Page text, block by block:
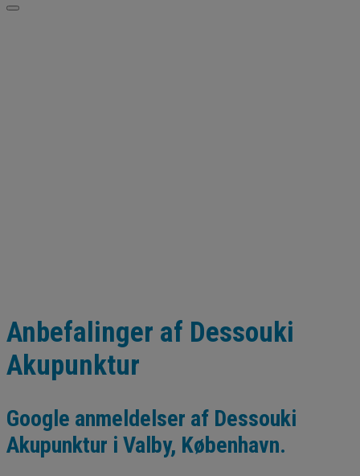
Anbefalinger af Dessouki
Akupunktur
Google anmeldelser af Dessouki
Akupunktur i Valby, København.